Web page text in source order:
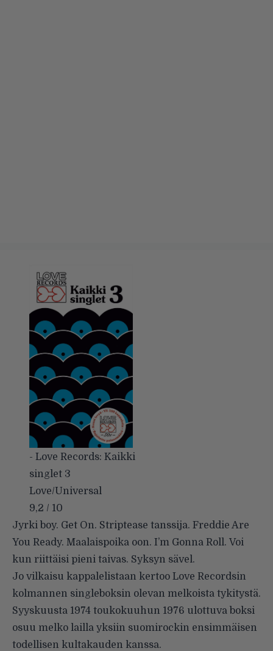
- Love Records: Kaikki
singlet 3
Love/Universal
9,2 / 10
Jyrki boy. Get On. Striptease tanssija. Freddie Are
You Ready. Maalaispoika oon. I’m Gonna Roll. Voi
kun riittäisi pieni taivas. Syksyn sävel.
Jo vilkaisu kappalelistaan kertoo Love Recordsin
kolmannen singleboksin olevan melkoista tykitystä.
Syyskuusta 1974 toukokuuhun 1976 ulottuva boksi
osuu melko lailla yksiin suomirockin ensimmäisen
todellisen kultakauden kanssa.